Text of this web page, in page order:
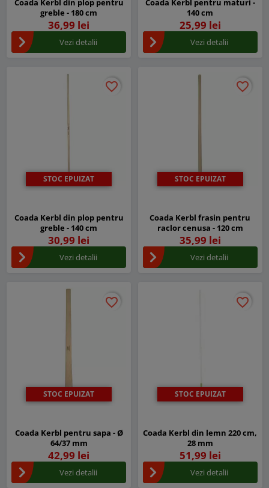
Coada Kerbl din plop pentru
greble - 180 cm
36,99 lei
Vezi detalii
Coada Kerbl pentru maturi -
140 cm
25,99 lei
Vezi detalii
STOC EPUIZAT
favorite_border
favorite_border
Coada Kerbl din plop pentru
greble - 140 cm
30,99 lei
Vezi detalii
STOC EPUIZAT
favorite_border
favorite_border
Coada Kerbl frasin pentru
raclor cenusa - 120 cm
35,99 lei
Vezi detalii
STOC EPUIZAT
favorite_border
favorite_border
Coada Kerbl pentru sapa - Ø
64/37 mm
42,99 lei
Vezi detalii
STOC EPUIZAT
favorite_border
favorite_border
Coada Kerbl din lemn 220 cm,
28 mm
51,99 lei
Vezi detalii